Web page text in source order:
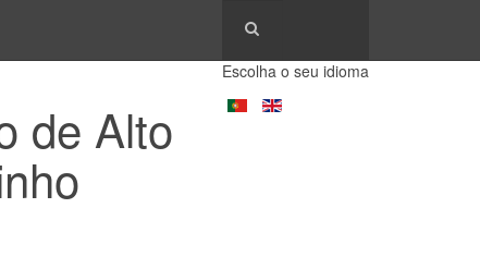
Escolha o seu idioma
de Alto